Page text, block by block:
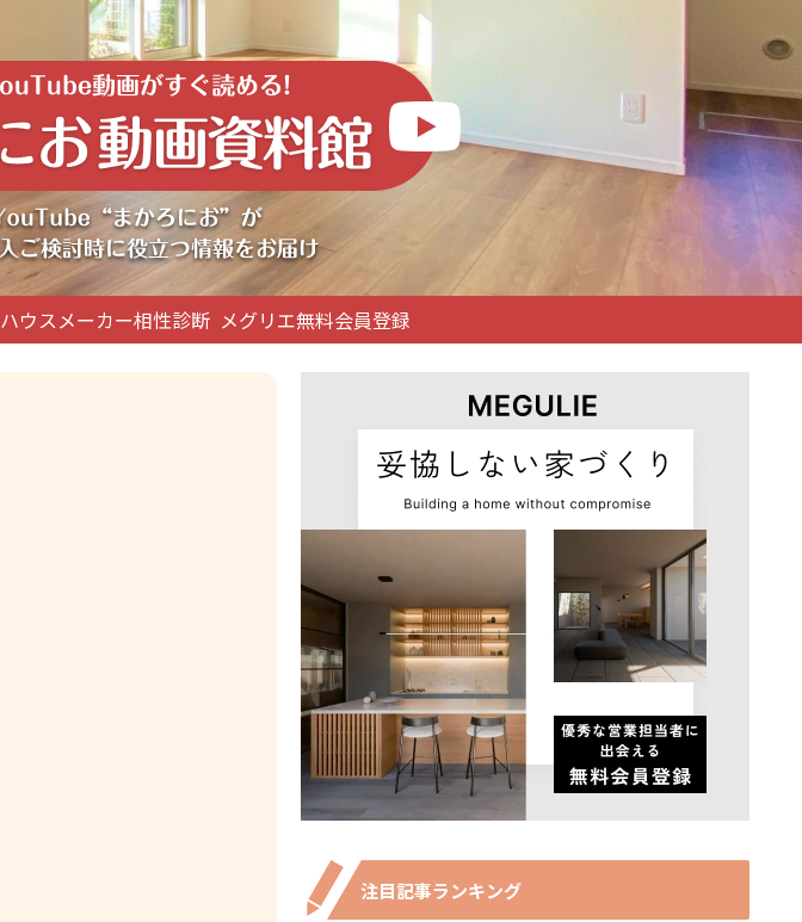
ハウスメーカー相性診断 メグリエ無料会員登録
注目記事ランキング